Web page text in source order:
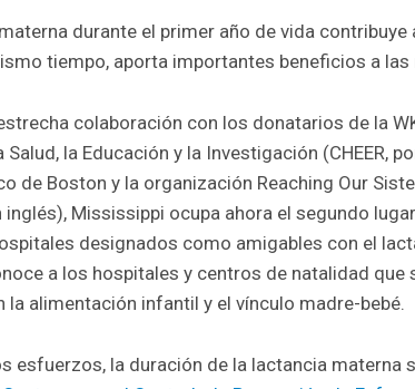
durante el primer año de vida contribuye
tiempo, aporta importantes beneficios a las
colaboración con los donatarios de la
Salud, la Educación y la Investigación (CHEER,
de Boston y la organización Reaching Our
Mississippi ocupa ahora el segundo
designados como amigables con el
a los hospitales y centros de natalidad que
la alimentación infantil y el vínculo madre-bebé.
esfuerzos, la duración de la lactancia materna